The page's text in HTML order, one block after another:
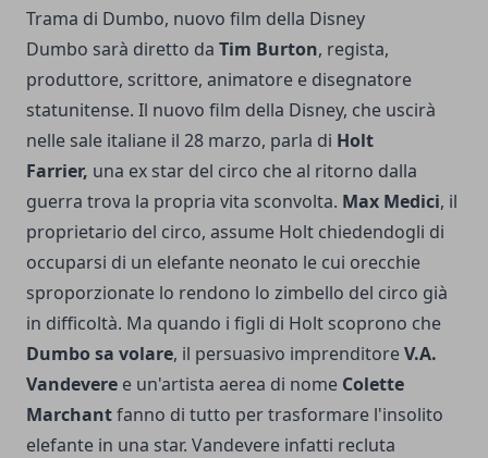
Trama di Dumbo, nuovo film della Disney
Dumbo sarà diretto da Tim Burton, regista,
produttore, scrittore, animatore e disegnatore
statunitense. Il nuovo film della Disney, che uscirà
nelle sale italiane il 28 marzo, parla di Holt
Farrier, una ex star del circo che al ritorno dalla
guerra trova la propria vita sconvolta. Max Medici, il
proprietario del circo, assume Holt chiedendogli di
occuparsi di un elefante neonato le cui orecchie
sproporzionate lo rendono lo zimbello del circo già
in difficoltà. Ma quando i figli di Holt scoprono che
Dumbo sa volare, il persuasivo imprenditoreV.A.
Vandevere e un'artista aerea di nome Colette
Marchantfanno di tutto per trasformare l'insolito
elefante in una star. Vandevere infatti recluta